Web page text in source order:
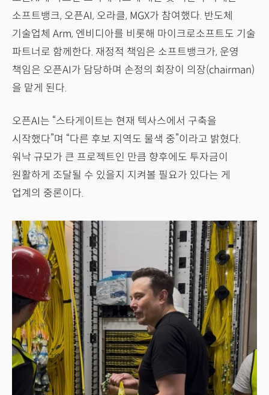
소프트뱅크, 오픈AI, 오라클, MGX가 참여했다. 반도체
기술업체 Arm, 엔비디아를 비롯해 마이크로소프트도 기술
파트너로 함께한다. 재정적 책임은 소프트뱅크가, 운영
책임은 오픈AI가 담당하며 손정의 회장이 의장(chairman)
을 맡게 된다.
오픈AI는 “스타게이트는 현재 텍사스에서 구축을
시작했다”며 “다른 후보 지역도 물색 중”이라고 밝혔다.
워낙 규모가 큰 프로젝트인 만큼 향후에도 투자금이
원활하게 조달될 수 있을지 지켜볼 필요가 있다는 게
업계의 중론이다.